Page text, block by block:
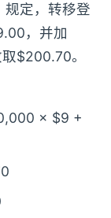
规定，转移登
，并加
$200.70。
× $9 +